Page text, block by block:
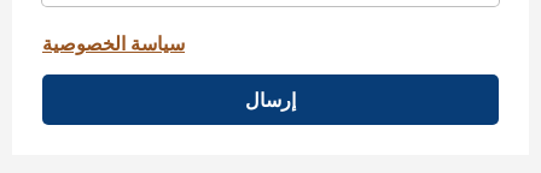
سياسة الخصوصية
إرسال